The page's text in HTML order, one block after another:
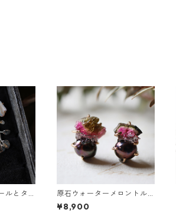
ルとタ
ス
原石ウォーターメロントル
マリンとパールのピアス
¥8,900